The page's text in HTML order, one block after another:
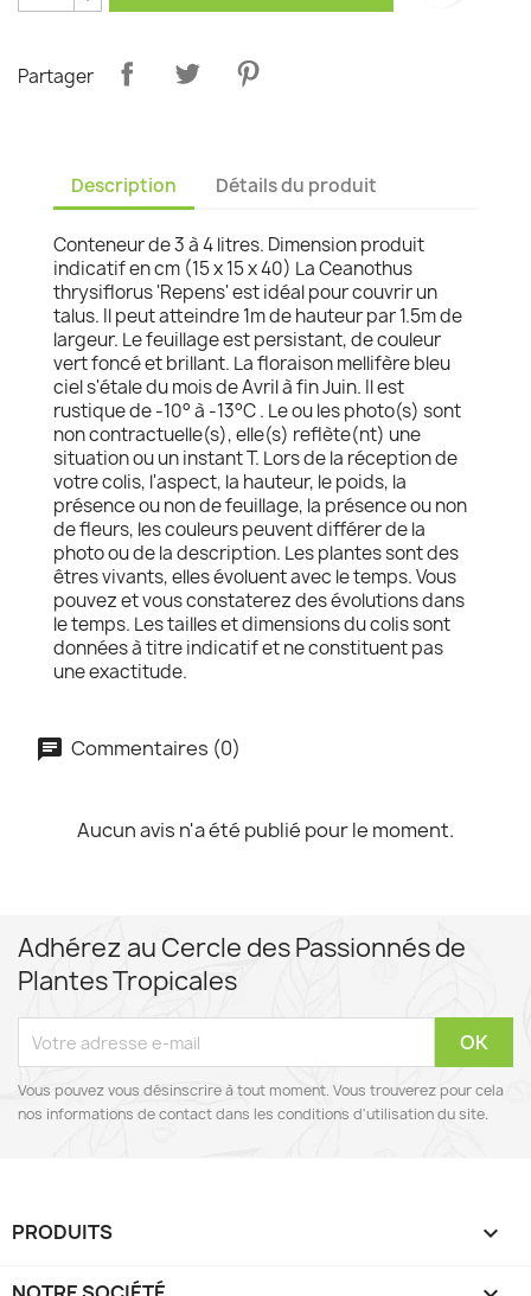
Partager
Description Détails du produit
Conteneur de 3 à 4 litres. Dimension produit
indicatif en cm (15 x 15 x 40) La Ceanothus
thrysiflorus 'Repens' est idéal pour couvrir un
talus. Il peut atteindre 1m de hauteur par 1.5m de
largeur. Le feuillage est persistant, de couleur
vert foncé et brillant. La floraison mellifère bleu
ciel s'étale du mois de Avril à fin Juin. Il est
rustique de -10° à -13°C . Le ou les photo(s) sont
non contractuelle(s), elle(s) reflète(nt) une
situation ou un instant T. Lors de la réception de
votre colis, l'aspect, la hauteur, le poids, la
présence ou non de feuillage, la présence ou non
de fleurs, les couleurs peuvent différer de la
photo ou de la description. Les plantes sont des
êtres vivants, elles évoluent avec le temps. Vous
pouvez et vous constaterez des évolutions dans
le temps. Les tailles et dimensions du colis sont
données à titre indicatif et ne constituent pas
une exactitude.
Commentaires (0)
Aucun avis n'a été publié pour le moment.
Adhérez au Cercle des Passionnés de
Plantes Tropicales
Vous pouvez vous désinscrire à tout moment. Vous trouverez pour cela
nos informations de contact dans les conditions d'utilisation du site.
PRODUITS 